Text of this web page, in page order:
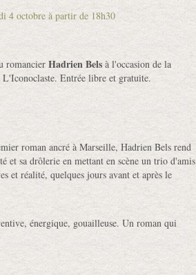
romancier Hadrien Bels à l'occasion de la
L'Iconoclaste. Entrée libre et gratuite.
roman ancré à Marseille, Hadrien Bels rend
et sa drôlerie en mettant en scène un trio d'amis
et réalité, quelques jours avant et après le
énergique, gouailleuse. Un roman qui